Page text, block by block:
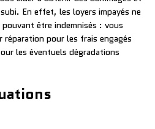
En effet, les loyers impayés ne
être indemnisés : vous
réparation pour les frais engagés
les éventuels dégradations